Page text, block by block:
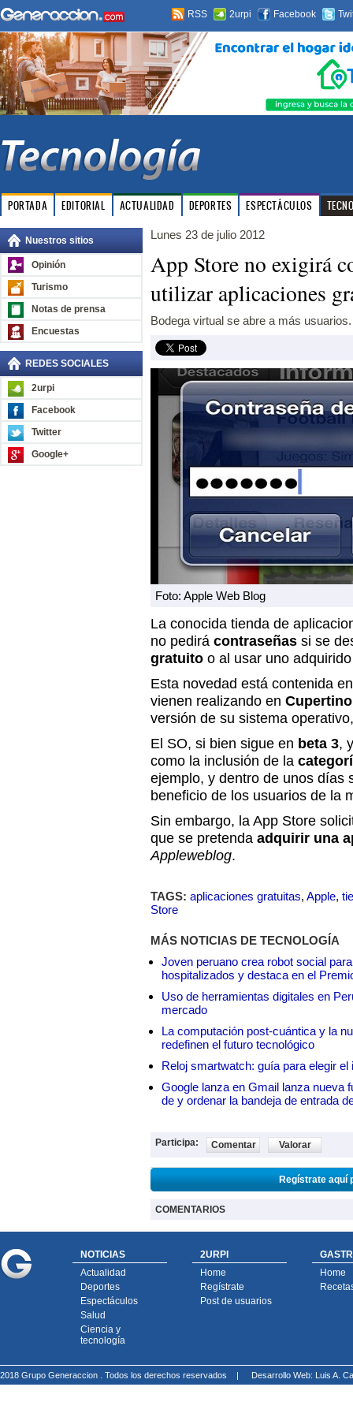
RSS 2urpi Facebook
PORTADA EDITORIAL ACTUALIDAD DEPORTES ESPECTÁCULOS
Nuestros sitios
Opinión
Turismo
Notas de prensa
Encuestas
REDES SOCIALES
2urpi
Facebook
Twitter
Google+
Lunes 23 de julio 2012
App Store no exigirá
utilizar aplicaciones
Bodega virtual se abre a más usuarios.
Foto: Apple Web Blog
La conocida tienda de
no pedirá contraseñas si se
gratuito o al usar uno
Esta novedad está contenida
vienen realizando en
versión de su sistema
El SO, si bien sigue en beta 3,
como la inclusión de la
ejemplo, y dentro de unos días
beneficio de los usuarios de la
Sin embargo, la App Store
que se pretenda adquirir una
Appleweblog.
TAGS: aplicaciones gratuitas, Apple,
Store
MÁS NOTICIAS DE TECNOLOGÍA
Joven peruano crea robot social
hospitalizados y destaca en el
Uso de herramientas digitales en
mercado
La computación post-cuántica y la
redefinen el futuro tecnológico
Reloj smartwatch: guía para elegir el
Google lanza en Gmail lanza nueva
de y ordenar la bandeja de entrada
Participa: Comentar Valorar
Regístrate aquí
COMENTARIOS
NOTICIAS
Actualidad
Deportes
Espectáculos
Salud
Ciencia y
tecnología
2URPI
Home
Regístrate
Post de usuarios
Home
2018 Grupo Generaccion . Todos los derechos reservados | Desarrollo Web: Luis